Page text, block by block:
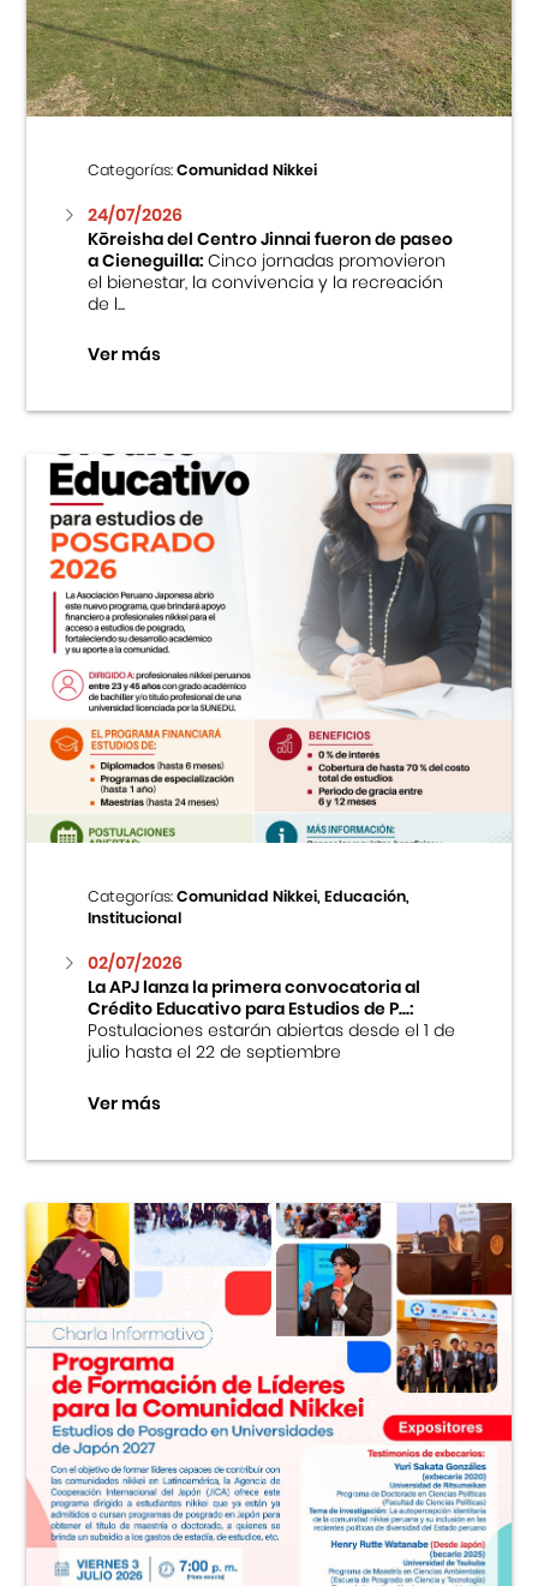
Centro Cultural Peruano Japonés
Cursos
Museo de la Inmigración Japonesa
Fondo Editorial
Teatro Peruano Japonés
Categorías:Comunidad Nikkei
24/07/2026
Kōreisha del Centro Jinnai fueron de paseo
a Cieneguilla:Cinco jornadas promovieron
el bienestar, la convivencia y la recreación
de l...
Ver más
Categorías:Comunidad Nikkei, Educación,
Institucional
02/07/2026
La APJ lanza la primera convocatoria al
Crédito Educativo para Estudios de P...:
Postulaciones estarán abiertas desde el 1 de
julio hasta el 22 de septiembre
Ver más